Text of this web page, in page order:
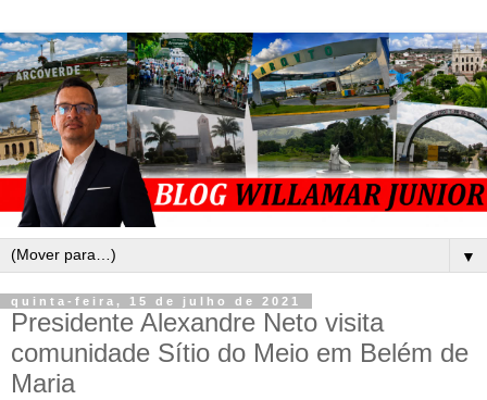
▼
quinta-feira, 15 de julho de 2021
Presidente Alexandre Neto visita
comunidade Sítio do Meio em Belém de
Maria